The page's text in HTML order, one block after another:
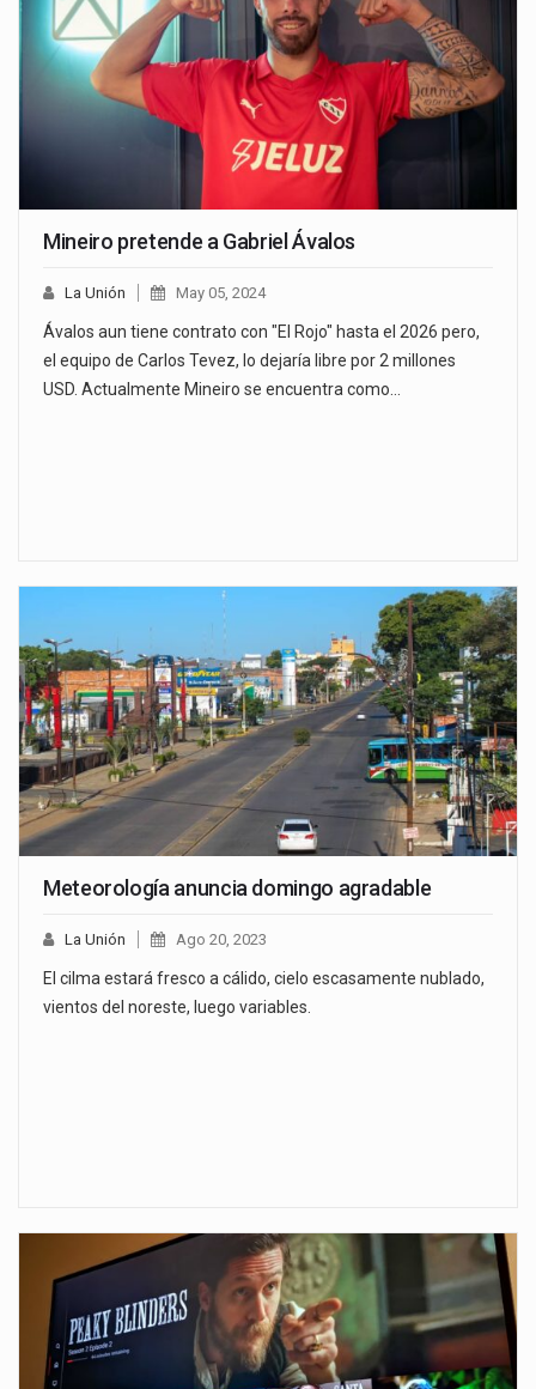
Mineiro pretende a Gabriel Ávalos
La Unión May 05, 2024
Ávalos aun tiene contrato con "El Rojo" hasta el 2026 pero,
el equipo de Carlos Tevez, lo dejaría libre por 2 millones
USD. Actualmente Mineiro se encuentra como…
Meteorología anuncia domingo agradable
La Unión Ago 20, 2023
El cilma estará fresco a cálido, cielo escasamente nublado,
vientos del noreste, luego variables.